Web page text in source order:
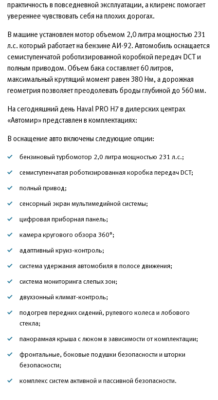
практичность в повседневной эксплуатации, а клиренс помогает
увереннее чувствовать себя на плохих дорогах.
В машине установлен мотор объемом 2,0 литра мощностью 231
л.с. который работает на бензине АИ-92. Автомобиль оснащается
семиступенчатой роботизированной коробкой передач DCT и
полным приводом. Объем бака составляет 60 литров,
максимальный крутящий момент равен 380 Нм, а дорожная
геометрия позволяет преодолевать броды глубиной до 560 мм.
На сегодняшний день Haval PRO H7 в дилерских центрах
«Автомир» представлен в комплектациях:
В оснащение авто включены следующие опции:
бензиновый турбомотор 2,0 литра мощностью 231 л.с.;
семиступенчатая роботизированная коробка передач DCT;
полный привод;
сенсорный экран мультимедийной системы;
цифровая приборная панель;
камера кругового обзора 360°;
адаптивный круиз-контроль;
система удержания автомобиля в полосе движения;
система мониторинга слепых зон;
двухзонный климат-контроль;
подогрев передних сидений, рулевого колеса и лобового
стекла;
панорамная крыша с люком в зависимости от комплектации;
фронтальные, боковые подушки безопасности и шторки
безопасности;
комплекс систем активной и пассивной безопасности.